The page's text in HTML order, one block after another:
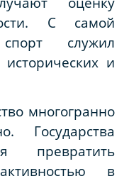
С самой
служил
исторических и
многогранно
Государства
превратить
в